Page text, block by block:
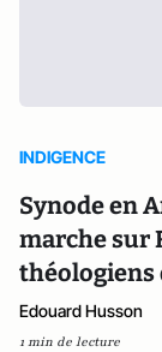
INDIGENCE
Synode en
marche sur
théologiens
Edouard Husson
1 min de lecture